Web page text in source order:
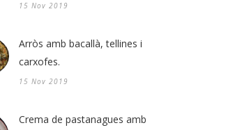
15 Nov 2019
Arròs amb bacallà, tellines i
carxofes.
15 Nov 2019
Crema de pastanagues amb